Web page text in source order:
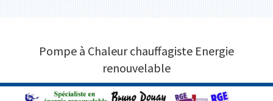
CHAUFFAGISTE POMPE À CHALEUR
MARQUISE 62250 BRUNO DOUAY
CMS 03 21 33 78 17
Pompe à Chaleur chauffagiste Energie
renouvelable